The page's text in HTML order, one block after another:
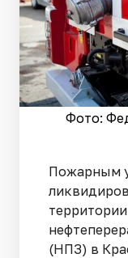
Фото:
Пожарным
(НПЗ) в